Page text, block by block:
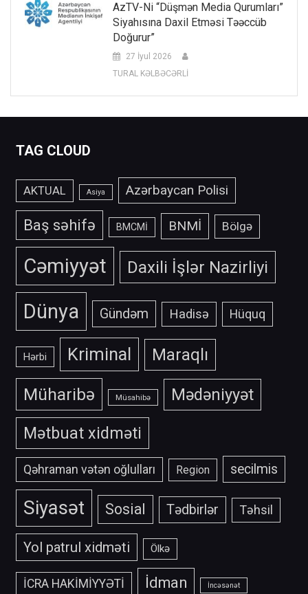
AzTV-Ni “düşmən Media Qurumları”
Siyahısına Daxil Etməsi Təəccüb
Doğurur”
27 İyul 2026
TURAL KƏLBƏCƏRLİ
TAG CLOUD
AKTUAL Asiya Azərbaycan Polisi
Baş səhifə BMCMİ BNMİ Bölgə
Cəmiyyət Daxili İşlər Nazirliyi
Dünya Gündəm Hadisə Hüquq
Hərbi Kriminal Maraqlı
Müharibə Müsahibə
Mədəniyyət
Mətbuat xidməti
Qəhraman vətən oğlulları Region secilmis
Siyasət Sosial Tədbirlər Təhsil
Yol patrul xidməti Ölkə
İCRA HAKİMİYYƏTİ İdman İncəsənət